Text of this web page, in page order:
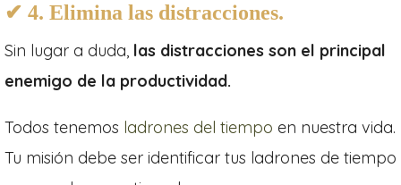
✔ 4. Elimina las distracciones.
Sin lugar a duda, las distracciones son el principal
enemigo de la productividad.
Todos tenemos ladrones del tiempo en nuestra vida.
Tu misión debe ser identificar tus ladrones de tiempo